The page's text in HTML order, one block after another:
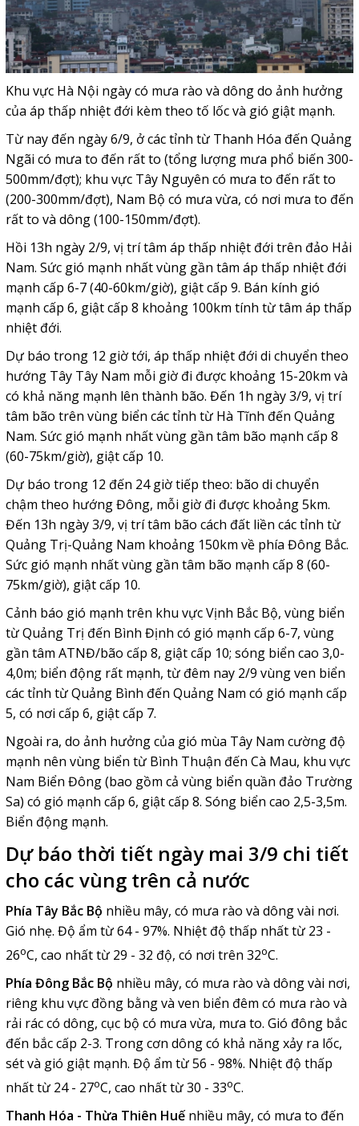
Khu vực Hà Nội ngày có mưa rào và dông do ảnh hưởng
của áp thấp nhiệt đới kèm theo tố lốc và gió giật mạnh.
Từ nay đến ngày 6/9, ở các tỉnh từ Thanh Hóa đến Quảng
Ngãi có mưa to đến rất to (tổng lượng mưa phổ biến 300-
500mm/đợt); khu vực Tây Nguyên có mưa to đến rất to
(200-300mm/đợt), Nam Bộ có mưa vừa, có nơi mưa to đến
rất to và dông (100-150mm/đợt).
Hồi 13h ngày 2/9, vị trí tâm áp thấp nhiệt đới trên đảo Hải
Nam. Sức gió mạnh nhất vùng gần tâm áp thấp nhiệt đới
mạnh cấp 6-7 (40-60km/giờ), giật cấp 9. Bán kính gió
mạnh cấp 6, giật cấp 8 khoảng 100km tính từ tâm áp thấp
nhiệt đới.
Dự báo trong 12 giờ tới, áp thấp nhiệt đới di chuyển theo
hướng Tây Tây Nam mỗi giờ đi được khoảng 15-20km và
có khả năng mạnh lên thành bão. Đến 1h ngày 3/9, vị trí
tâm bão trên vùng biển các tỉnh từ Hà Tĩnh đến Quảng
Nam. Sức gió mạnh nhất vùng gần tâm bão mạnh cấp 8
(60-75km/giờ), giật cấp 10.
Dự báo trong 12 đến 24 giờ tiếp theo: bão di chuyển
chậm theo hướng Đông, mỗi giờ đi được khoảng 5km.
Đến 13h ngày 3/9, vị trí tâm bão cách đất liền các tỉnh từ
Quảng Trị-Quảng Nam khoảng 150km về phía Đông Bắc.
Sức gió mạnh nhất vùng gần tâm bão mạnh cấp 8 (60-
75km/giờ), giật cấp 10.
Cảnh báo gió mạnh trên khu vực Vịnh Bắc Bộ, vùng biển
từ Quảng Trị đến Bình Định có gió mạnh cấp 6-7, vùng
gần tâm ATNĐ/bão cấp 8, giật cấp 10; sóng biển cao 3,0-
4,0m; biển động rất mạnh, từ đêm nay 2/9 vùng ven biển
các tỉnh từ Quảng Bình đến Quảng Nam có gió mạnh cấp
5, có nơi cấp 6, giật cấp 7.
Ngoài ra, do ảnh hưởng của gió mùa Tây Nam cường độ
mạnh nên vùng biển từ Bình Thuận đến Cà Mau, khu vực
Nam Biển Đông (bao gồm cả vùng biển quần đảo Trường
Sa) có gió mạnh cấp 6, giật cấp 8. Sóng biển cao 2,5-3,5m.
Biển động mạnh.
Dự báo thời tiết ngày mai 3/9 chi tiết
cho các vùng trên cả nước
Phía Tây Bắc Bộ nhiều mây, có mưa rào và dông vài nơi.
Gió nhẹ. Độ ẩm từ 64 - 97%. Nhiệt độ thấp nhất từ 23 -
26oC, cao nhất từ 29 - 32 độ, có nơi trên 32oC.
Phía Đông Bắc Bộ nhiều mây, có mưa rào và dông vài nơi,
riêng khu vực đồng bằng và ven biển đêm có mưa rào và
rải rác có dông, cục bộ có mưa vừa, mưa to. Gió đông bắc
đến bắc cấp 2-3. Trong cơn dông có khả năng xảy ra lốc,
sét và gió giật mạnh. Độ ẩm từ 56 - 98%. Nhiệt độ thấp
nhất từ 24 - 27oC, cao nhất từ 30 - 33oC.
Thanh Hóa - Thừa Thiên Huếnhiều mây, có mưa to đến